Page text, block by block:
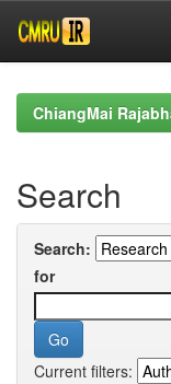
navigationChiangMai
Search
Search:
for
Current filters: